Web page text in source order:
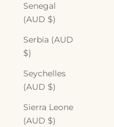
Senegal
(AUD $)
Serbia (AUD
$)
Seychelles
(AUD $)
Sierra Leone
(AUD $)